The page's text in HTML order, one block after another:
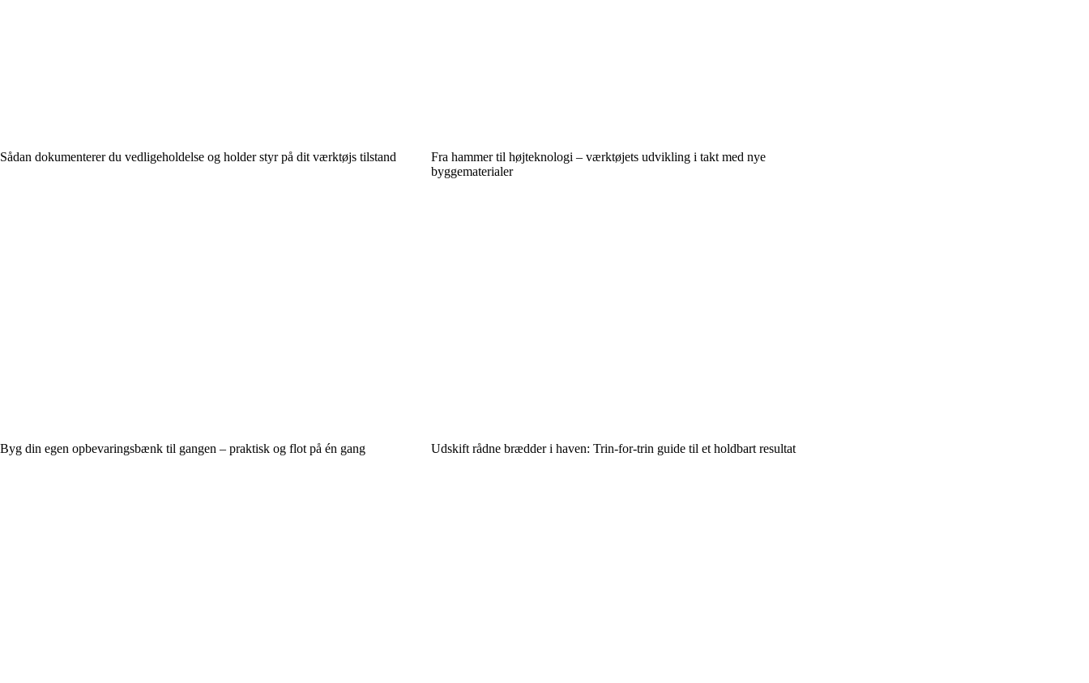
Sådan dokumenterer du vedligeholdelse og holder styr på dit værktøjs tilstand
Fra hammer til højteknologi – værktøjets udvikling i takt med nye
byggematerialer
Byg din egen opbevaringsbænk til gangen – praktisk og flot på én gang Udskift rådne brædder i haven: Trin-for-trin guide til et holdbart resultat